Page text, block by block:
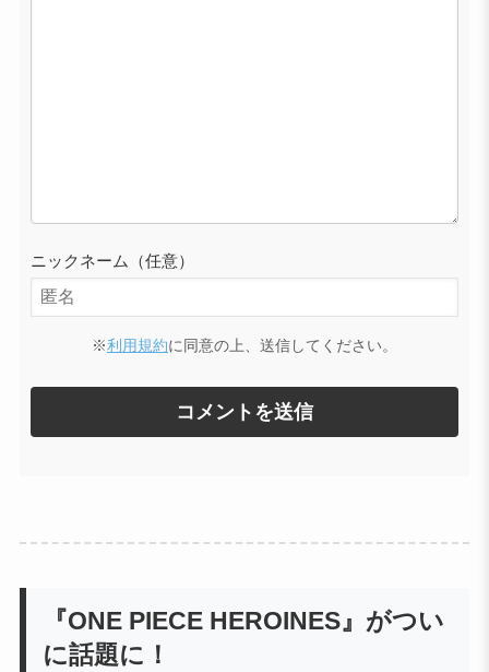
ニックネーム（任意）
※利用規約に同意の上、送信してください。
『ONE PIECE HEROINES』がつい
に話題に！